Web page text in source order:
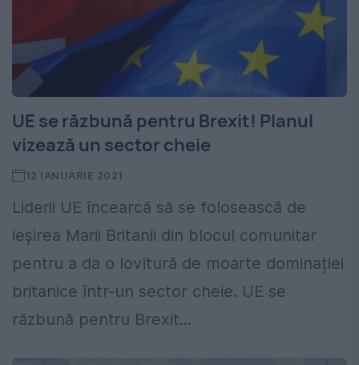
UE se răzbună pentru Brexit! Planul
vizează un sector cheie
12 IANUARIE 2021
Liderii UE încearcă să se folosească de
ieșirea Marii Britanii din blocul comunitar
pentru a da o lovitură de moarte dominației
britanice într-un sector cheie. UE se
răzbună pentru Brexit...